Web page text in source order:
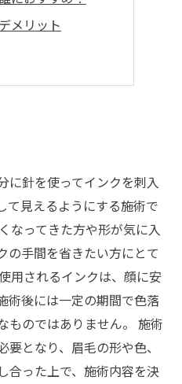
メリット
に針を使ってインクを刺入
て見えるようにする施術で
なってきた方や形が気に入
の手間を省きたい方にとて
用されるインクは、顔に安
術後には一定の期間で色落
ものではありません。 施術
となり、眉毛の形や色、
合った上で、施術内容を決